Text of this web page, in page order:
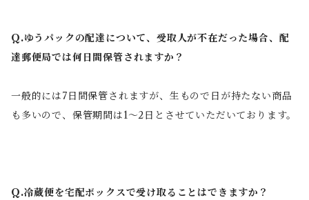
Q.ゆうパックの配達について、受取人が不在だった場合、配
達郵便局では何日間保管されますか？
一般的には7日間保管されますが、生もので日が持たない商品
も多いので、保管期間は1～2日とさせていただいております。
Q.冷蔵便を宅配ボックスで受け取ることはできますか？